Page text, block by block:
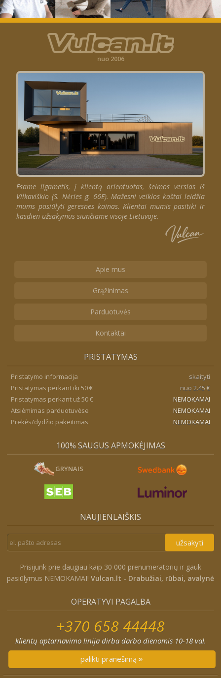
nuo 2006
Esame ilgametis, į klientą orientuotas, šeimos verslas iš
Vilkaviškio (S. Nėries g. 66E). Mažesni veiklos kaštai leidžia
mums pasiūlyti geresnes kainas. Klientai mumis pasitiki ir
kasdien užsakymus siunčiame visoje Lietuvoje.
Apie mus
Grąžinimas
Parduotuvės
Kontaktai
PRISTATYMAS
Pristatymo informacija
skaityti
Pristatymas perkant iki 50 €
nuo 2.45 €
Pristatymas perkant už 50 €
NEMOKAMAI
Atsiėmimas parduotuvėse
NEMOKAMAI
Prekės/dydžio pakeitimas
NEMOKAMAI
100% SAUGUS APMOKĖJIMAS
GRYNAIS
NAUJIENLAIŠKIS
užsakyti
Prisijunk prie daugiau kaip 30 000 prenumeratorių ir gauk
pasiūlymus NEMOKAMAI! Vulcan.lt - Drabužiai, rūbai, avalynė
OPERATYVI PAGALBA
+370 658 44448
klientų aptarnavimo linija dirba darbo dienomis 10-18 val.
palikti pranešimą